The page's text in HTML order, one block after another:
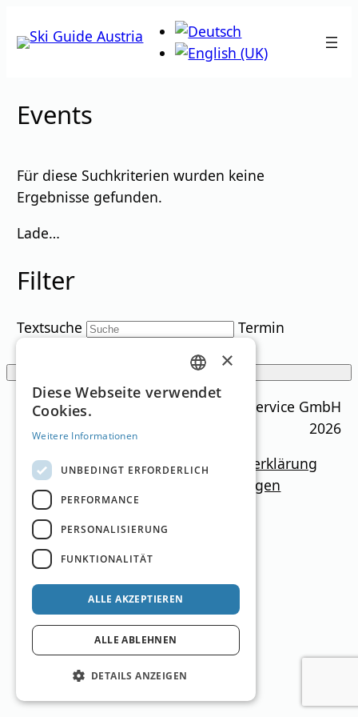
Inhalt
Events
Für diese Suchkriterien wurden keine
Ergebnisse gefunden.
Lade…
Filter
Textsuche Termin
Filter anzeigen
Ski Guide Austria © MN Anzeigenservice GmbH
2026
ImpressumMediadatenDatenschutzerklärung
Newsletter
Cookie-Einstellungen
GERMAN
×
Diese Webseite verwendet
Cookies.
Weitere Informationen
UNBEDINGT ERFORDERLICH
PERFORMANCE
PERSONALISIERUNG
FUNKTIONALITÄT
ALLE AKZEPTIEREN
ALLE ABLEHNEN
DETAILS ANZEIGEN